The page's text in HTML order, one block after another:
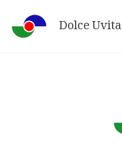
content
Dolce Uvita